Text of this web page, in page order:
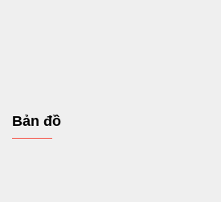
Bản đồ